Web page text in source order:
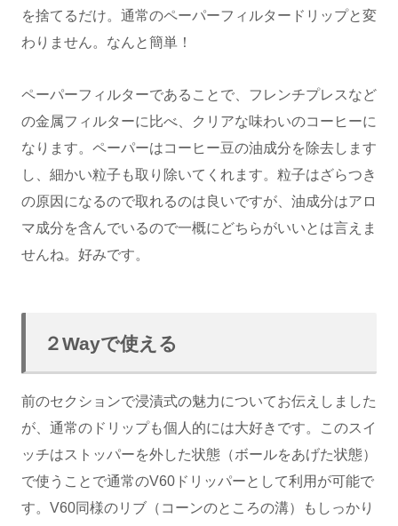
を捨てるだけ。通常のペーパーフィルタードリップと変
わりません。なんと簡単！
ペーパーフィルターであることで、フレンチプレスなど
の金属フィルターに比べ、クリアな味わいのコーヒーに
なります。ペーパーはコーヒー豆の油成分を除去します
し、細かい粒子も取り除いてくれます。粒子はざらつき
の原因になるので取れるのは良いですが、油成分はアロ
マ成分を含んでいるので一概にどちらがいいとは言えま
せんね。好みです。
２Wayで使える
前のセクションで浸漬式の魅力についてお伝えしました
が、通常のドリップも個人的には大好きです。このスイ
ッチはストッパーを外した状態（ボールをあげた状態）
で使うことで通常のV60ドリッパーとして利用が可能で
す。V60同様のリブ（コーンのところの溝）もしっかり